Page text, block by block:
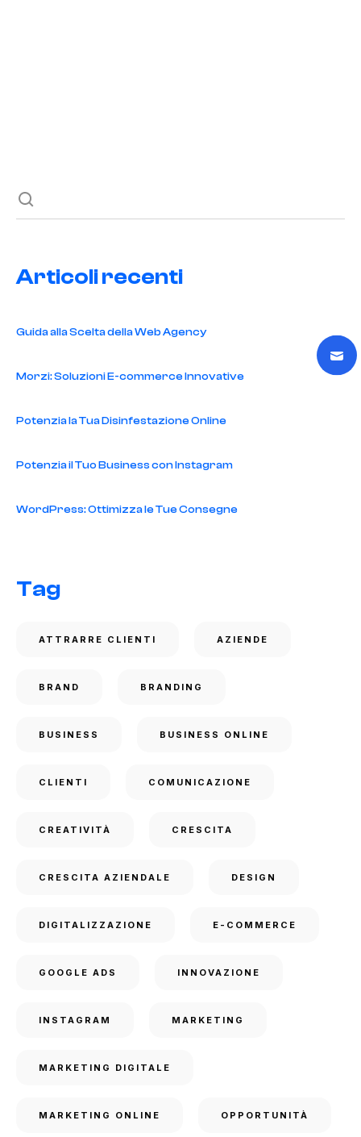
Articoli recenti
Guida alla Scelta della Web Agency
Morzi: Soluzioni E-commerce Innovative
Potenzia la Tua Disinfestazione Online
Potenzia il Tuo Business con Instagram
WordPress: Ottimizza le Tue Consegne
Tag
ATTRARRE CLIENTI AZIENDE
BRAND BRANDING
BUSINESS BUSINESS ONLINE
CLIENTI COMUNICAZIONE
CREATIVITÀ CRESCITA
CRESCITA AZIENDALE DESIGN
DIGITALIZZAZIONE E-COMMERCE
GOOGLE ADS INNOVAZIONE
INSTAGRAM MARKETING
MARKETING DIGITALE
MARKETING ONLINE OPPORTUNITÀ